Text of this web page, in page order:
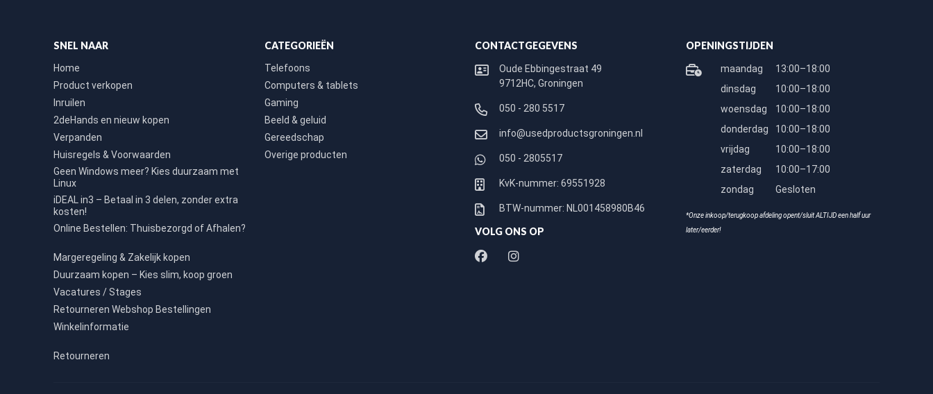
SNEL NAAR
Home
Product verkopen
Inruilen
2deHands en nieuw kopen
Verpanden
Huisregels & Voorwaarden
Geen Windows meer? Kies duurzaam met
Linux
iDEAL in3 – Betaal in 3 delen, zonder extra
kosten!
Online Bestellen: Thuisbezorgd of Afhalen?
Margeregeling & Zakelijk kopen
Duurzaam kopen – Kies slim, koop groen
Vacatures / Stages
Retourneren Webshop Bestellingen
Winkelinformatie
Retourneren
CATEGORIEËN
Telefoons
Computers & tablets
Gaming
Beeld & geluid
Gereedschap
Overige producten
CONTACTGEGEVENS
Oude Ebbingestraat 49
9712HC, Groningen
050 - 280 5517
info@usedproductsgroningen.nl
050 - 2805517
KvK-nummer: 69551928
BTW-nummer: NL001458980B46
VOLG ONS OP
OPENINGSTIJDEN
maandag
13:00–18:00
dinsdag
10:00–18:00
woensdag
10:00–18:00
donderdag
10:00–18:00
vrijdag
10:00–18:00
zaterdag
10:00–17:00
zondag
Gesloten
*Onze inkoop/terugkoop afdeling opent/sluit ALTIJD een half uur
later/eerder!